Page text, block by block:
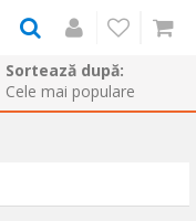
Sortează după: